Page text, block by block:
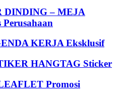
DINDING – MEJA
Perusahaan
KERJA Eksklusif
HANGTAG Sticker
Promosi